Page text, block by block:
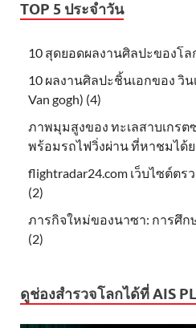
TOP 5 ประจำวัน
10 สุดยอดผลงานศิลปะของโล
10 ผลงานศิลปะชิ้นเอกของ วิ
Van gogh) (4)
ภาพมุมสูงของ ทะเลสาบเกรต
พร้อมรถไฟวิ่งผ่าน ที่หาชมได้ย
flightradar24.com เว็บไซต์ต
(2)
ภารกิจใหม่ของนาซา: การศึ
(2)
ดูช่องสำรวจโลกได้ที่ AIS